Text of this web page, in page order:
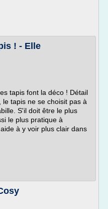
! - Elle
tapis font la déco ! Détail
tapis ne se choisit pas à
S'il doit être le plus
le plus pratique à
à y voir plus clair dans